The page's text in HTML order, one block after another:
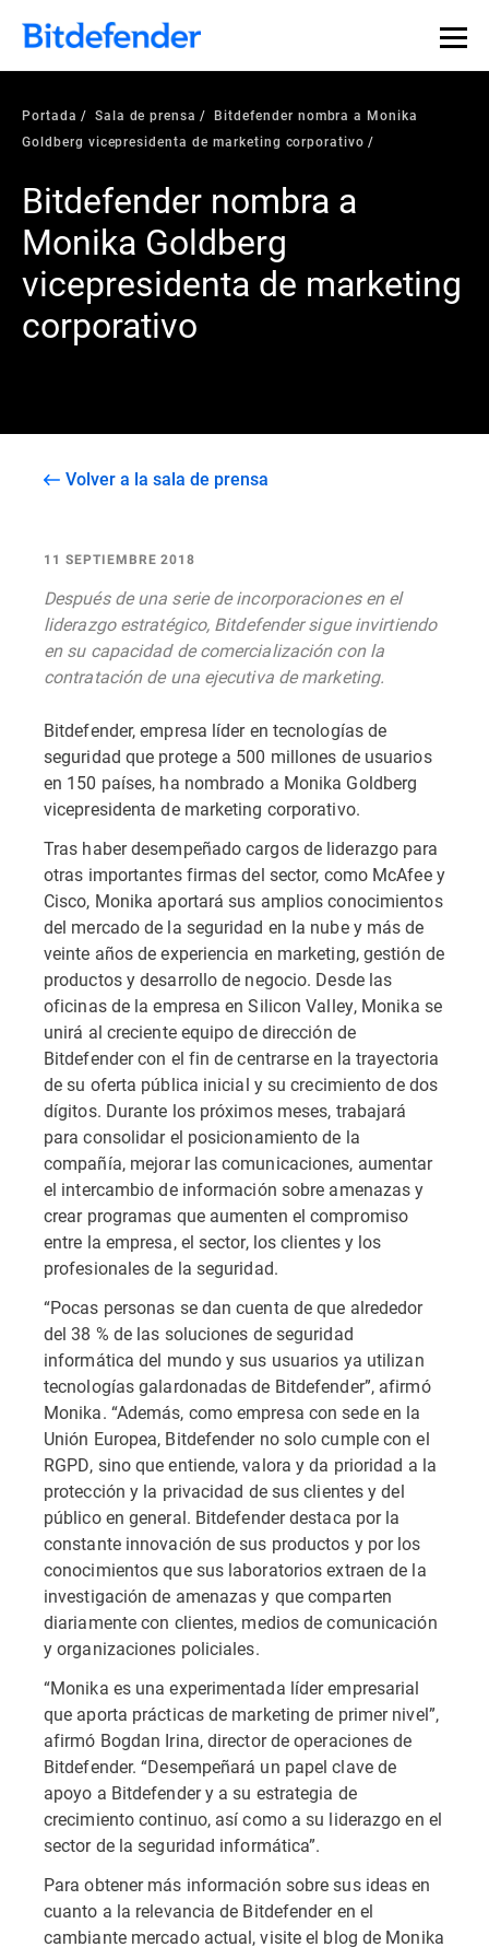
Portada Sala de prensa
Bitdefender nombra a Monika
Goldberg vicepresidenta de marketing corporativo
Bitdefender nombra a
Monika Goldberg
vicepresidenta de marketing
corporativo
Volver a la sala de prensa
11 SEPTIEMBRE 2018
Después de una serie de incorporaciones en el
liderazgo estratégico, Bitdefender sigue invirtiendo
en su capacidad de comercialización con la
contratación de una ejecutiva de marketing.
Bitdefender, empresa líder en tecnologías de
seguridad que protege a 500 millones de usuarios
en 150 países, ha nombrado a Monika Goldberg
vicepresidenta de marketing corporativo.
Tras haber desempeñado cargos de liderazgo para
otras importantes firmas del sector, como McAfee y
Cisco, Monika aportará sus amplios conocimientos
del mercado de la seguridad en la nube y más de
veinte años de experiencia en marketing, gestión de
productos y desarrollo de negocio. Desde las
oficinas de la empresa en Silicon Valley, Monika se
unirá al creciente equipo de dirección de
Bitdefender con el fin de centrarse en la trayectoria
de su oferta pública inicial y su crecimiento de dos
dígitos. Durante los próximos meses, trabajará
para consolidar el posicionamiento de la
compañía, mejorar las comunicaciones, aumentar
el intercambio de información sobre amenazas y
crear programas que aumenten el compromiso
entre la empresa, el sector, los clientes y los
profesionales de la seguridad.
“Pocas personas se dan cuenta de que alrededor
del 38 % de las soluciones de seguridad
informática del mundo y sus usuarios ya utilizan
tecnologías galardonadas de Bitdefender”, afirmó
Monika. “Además, como empresa con sede en la
Unión Europea, Bitdefender no solo cumple con el
RGPD, sino que entiende, valora y da prioridad a la
protección y la privacidad de sus clientes y del
público en general. Bitdefender destaca por la
constante innovación de sus productos y por los
conocimientos que sus laboratorios extraen de la
investigación de amenazas y que comparten
diariamente con clientes, medios de comunicación
y organizaciones policiales.
“Monika es una experimentada líder empresarial
que aporta prácticas de marketing de primer nivel”,
afirmó Bogdan Irina, director de operaciones de
Bitdefender. “Desempeñará un papel clave de
apoyo a Bitdefender y a su estrategia de
crecimiento continuo, así como a su liderazgo en el
sector de la seguridad informática”.
Para obtener más información sobre sus ideas en
cuanto a la relevancia de Bitdefender en el
cambiante mercado actual, visite el blog de Monika